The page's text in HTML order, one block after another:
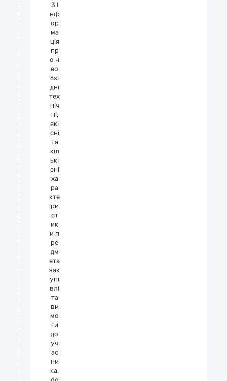
3 І
нф
ор
ма
ція
пр
о н
ео
бхі
дні
тех
ніч
ні,
які
сні
та
кіл
ькі
сні
ха
ра
кте
ри
ст
ик
и п
ре
дм
ета
зак
упі
влі
та
ви
мо
ги
до
уч
ас
ни
ка.